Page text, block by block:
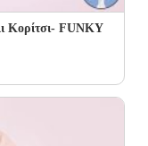
Κορίτσι- FUNKY